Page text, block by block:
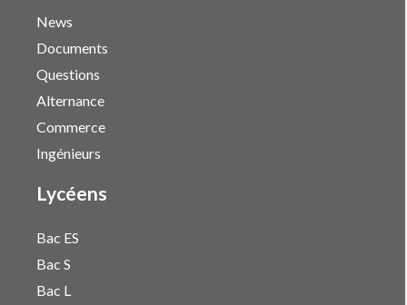
News
Documents
Questions
Alternance
Commerce
Ingénieurs
Lycéens
Bac ES
Bac S
Bac L